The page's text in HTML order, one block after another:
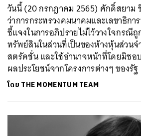
วันนี้ (20 กรกฎาคม 2565) ศักดิ์สยาม
ว่าการกระทรวงคมนาคมและเลขาธิก
ชี้แจงในการอภิปรายไม่ไว้วางใจกรณี
ทรัพย์สินในส่วนที่เป็นของห้างหุ้นส่วน
สตรัคชั่น และใช้อำนาจหน้าที่โดยมิชอ
ผลประโยชน์จากโครงการต่างๆ ของรัฐ
โดย THE MOMENTUM TEAM